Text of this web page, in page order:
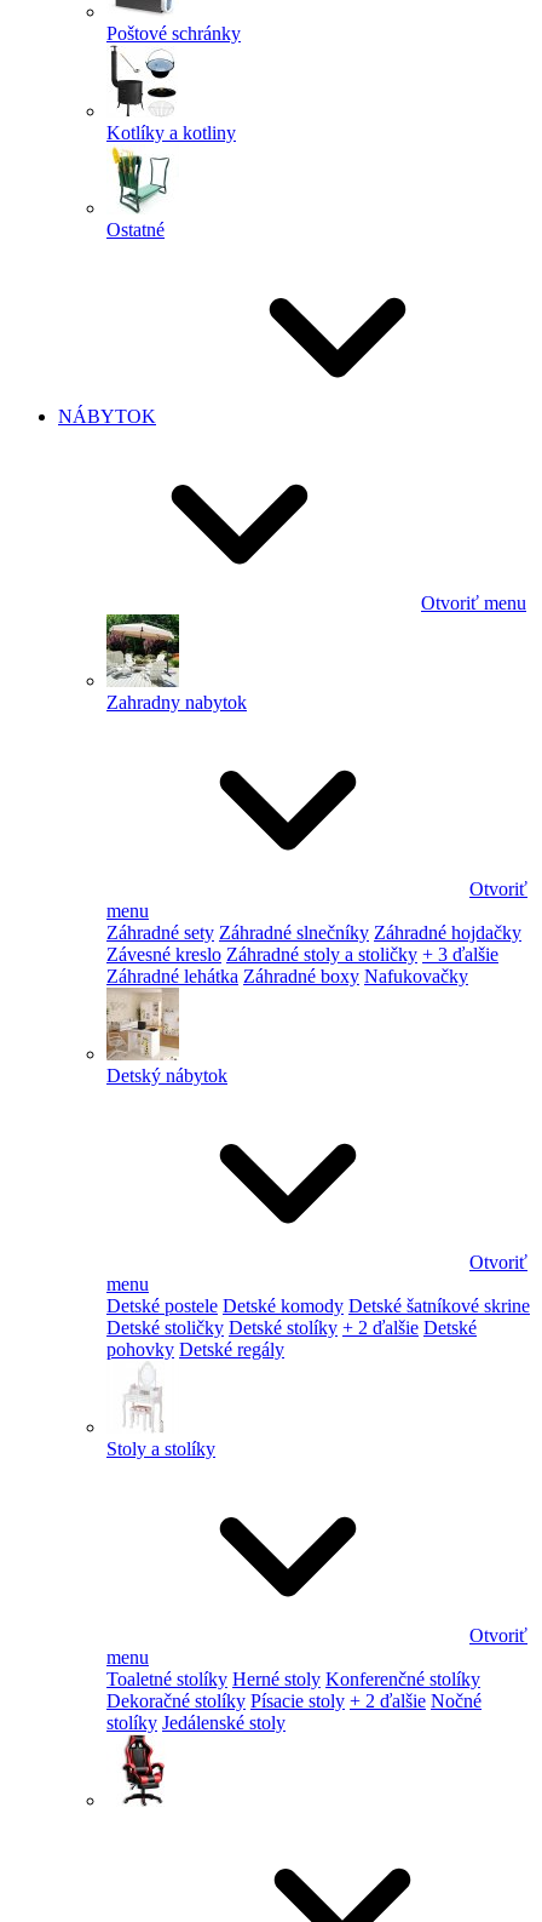
Poštové schránky
Kotlíky a kotliny
Ostatné
NÁBYTOK
Otvoriť menu
Zahradny nabytok
Otvoriť
menu
Záhradné sety Záhradné slnečníky Záhradné hojdačky
Závesné kreslo Záhradné stoly a stoličky + 3 ďalšie
Záhradné lehátka Záhradné boxy Nafukovačky
Detský nábytok
Otvoriť
menu
Detské postele Detské komody Detské šatníkové skrine
Detské stoličky Detské stolíky + 2 ďalšie Detské
pohovky Detské regály
Stoly a stolíky
Otvoriť
menu
Toaletné stolíky Herné stoly Konferenčné stolíky
Dekoračné stolíky Písacie stoly + 2 ďalšie Nočné
stolíky Jedálenské stoly